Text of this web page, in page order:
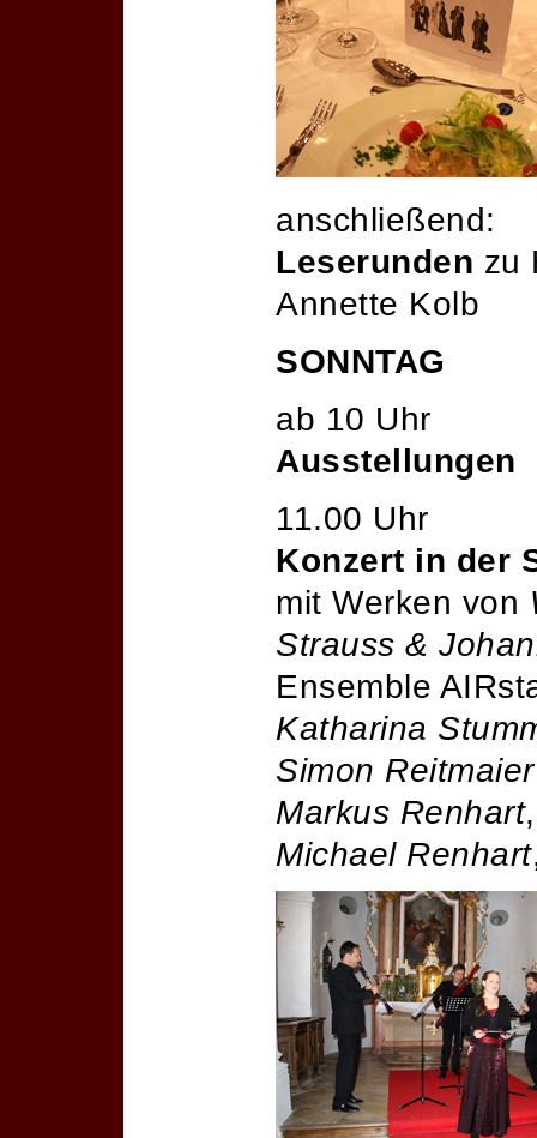
anschließend:
Leserunden zu
Annette Kolb
SONNTAG
ab 10 Uhr
Ausstellungen
11.00 Uhr
Konzert in der
mit Werken von
Strauss &
Ensemble
Katharina
Simon Reitmaier
Markus Renhart
Michael Renhart